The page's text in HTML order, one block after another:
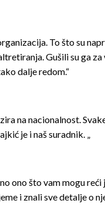
To što su
Gušili su ga za
dalje redom.“
na nacionalnost.
je i naš suradnik. „
ono što vam mogu reći
i znali sve detalje o